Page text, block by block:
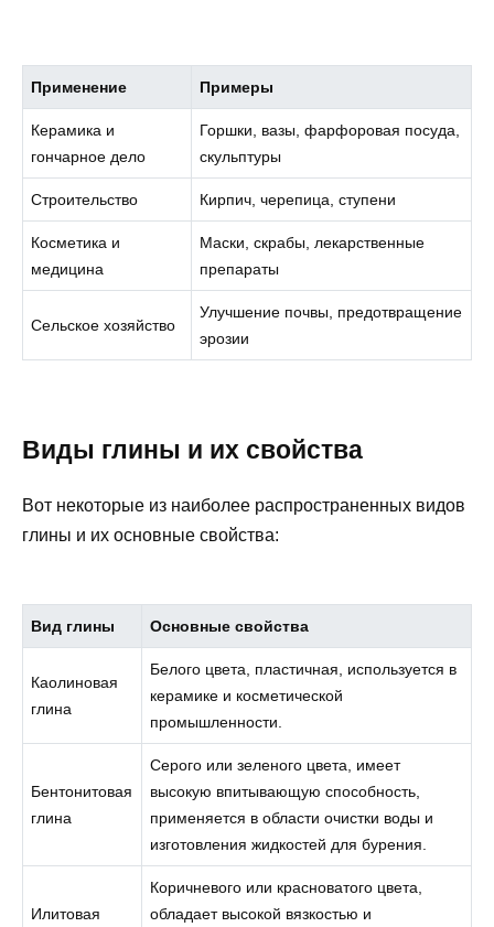
Применение Примеры
Керамика и
гончарное дело
Горшки, вазы, фарфоровая посуда,
скульптуры
Строительство Кирпич, черепица, ступени
Косметика и
медицина
Маски, скрабы, лекарственные
препараты
Сельское хозяйство
Улучшение почвы, предотвращение
эрозии
Виды глины и их свойства
Вот некоторые из наиболее распространенных видов
глины и их основные свойства:
Вид глины Основные свойства
Каолиновая
глина
Белого цвета, пластичная, используется в
керамике и косметической
промышленности.
Бентонитовая
глина
Серого или зеленого цвета, имеет
высокую впитывающую способность,
применяется в области очистки воды и
изготовления жидкостей для бурения.
Илитовая
Коричневого или красноватого цвета,
обладает высокой вязкостью и